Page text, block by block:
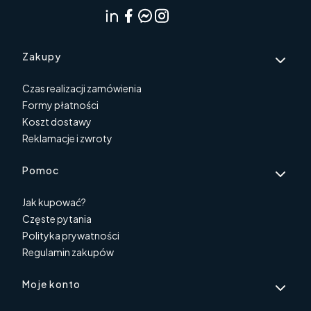
Linki w stopce
Zakupy
Czas realizacji zamówienia
Formy płatności
Koszt dostawy
Reklamacje i zwroty
Pomoc
Jak kupować?
Częste pytania
Polityka prywatności
Regulamin zakupów
Moje konto